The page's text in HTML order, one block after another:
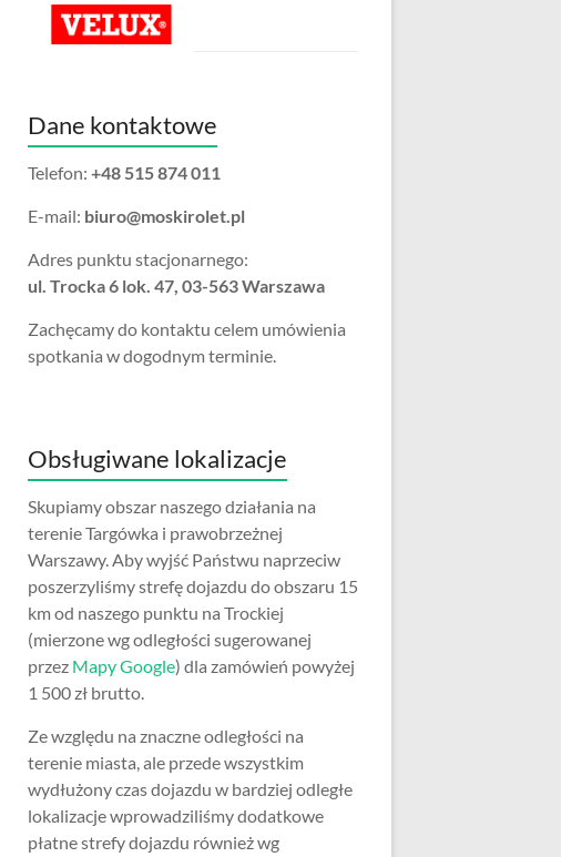
Dane kontaktowe
Telefon: +48 515 874 011
E-mail: biuro@moskirolet.pl
Adres punktu stacjonarnego:
ul. Trocka 6 lok. 47, 03-563 Warszawa
Zachęcamy do kontaktu celem umówienia
spotkania w dogodnym terminie.
Obsługiwane lokalizacje
Skupiamy obszar naszego działania na
terenie Targówka i prawobrzeżnej
Warszawy. Aby wyjść Państwu naprzeciw
poszerzyliśmy strefę dojazdu do obszaru 15
km od naszego punktu na Trockiej
(mierzone wg odległości sugerowanej
przez Mapy Google) dla zamówień powyżej
1 500 zł brutto.
Ze względu na znaczne odległości na
terenie miasta, ale przede wszystkim
wydłużony czas dojazdu w bardziej odległe
lokalizacje wprowadziliśmy dodatkowe
płatne strefy dojazdu również wg